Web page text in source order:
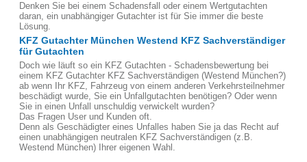
Denken Sie bei einem Schadensfall oder einem Wertgutachten
daran, ein unabhängiger Gutachter ist für Sie immer die beste
Lösung.
KFZ Gutachter München Westend KFZ Sachverständiger
für Gutachten
Doch wie läuft so ein KFZ Gutachten - Schadensbewertung bei
einem KFZ Gutachter KFZ Sachverständigen (Westend München?)
ab wenn Ihr KFZ, Fahrzeug von einem anderen Verkehrsteilnehmer
beschädigt wurde, Sie ein Unfallgutachten benötigen? Oder wenn
Sie in einen Unfall unschuldig verwickelt wurden?
Das Fragen User und Kunden oft.
Denn als Geschädigter eines Unfalles haben Sie ja das Recht auf
einen unabhängigen neutralen KFZ Sachverständigen (z.B.
Westend München) Ihrer eigenen Wahl.